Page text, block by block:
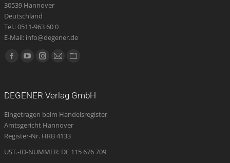
30539 Hannover
Deutschland
Tel.: 0511-963 60 0
E-Mail: info@degener.de
Finden Sie uns auf:
Facebook
new
window
YouTube
new
window
Instagram
new
window
E-
opens
in
new
Website
new
DEGENER Verlag GmbH
Eingetragen beim Handelsregister
Amtsgericht Hannover
Register-Nr. HRB 4133
UST.-ID-NUMMER: DE 115 676 709